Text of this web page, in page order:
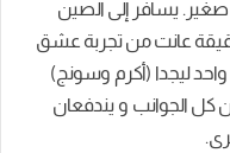
يسافر إلى الصين
عانت من تجربة عشق
ليجدا (أكرم وسونج)
الجوانب و يندفعان